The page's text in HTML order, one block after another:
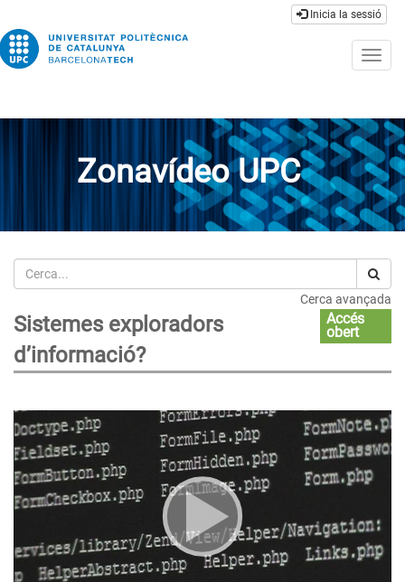
Inicia la sessió
Zonavídeo UPC
Cerca
Cerca avançada
Sistemes exploradors
d’informació?
Accés
obert